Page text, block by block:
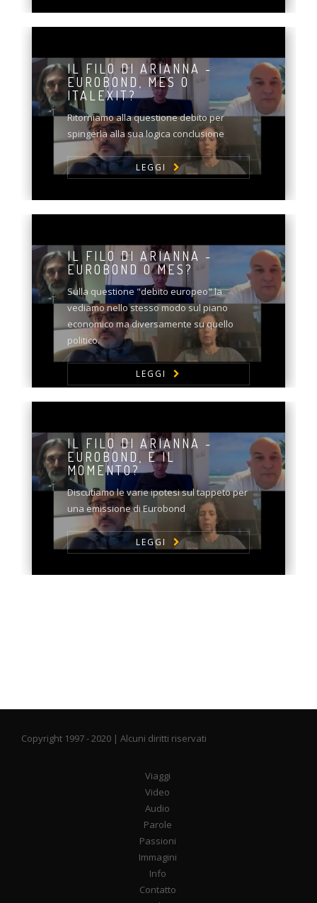
IL FILO DI ARIANNA -
EUROBOND, MES O
ITALEXIT?
Ritorniamo alla questione debito per
spingerla alla sua logica conclusione
LEGGI
IL FILO DI ARIANNA -
EUROBOND O MES?
Sulla questione "debito europeo" la
vediamo nello stesso modo sul piano
economico ma diversamente su quello
politico.
LEGGI
IL FILO DI ARIANNA -
EUROBOND, È IL
MOMENTO?
Discutiamo le varie ipotesi sul tappeto per
una emissione di Eurobond
LEGGI
Copyright 1997 - 2020 | Alcuni diritti riservati
Viaggi
Video
Audio
Parole
Passioni
Immagini
Info
Contatto